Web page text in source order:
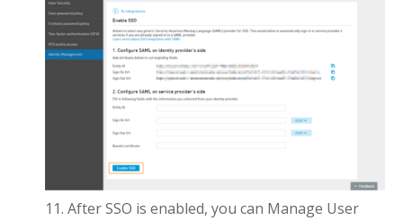
After SSO is enabled, you can Manage User